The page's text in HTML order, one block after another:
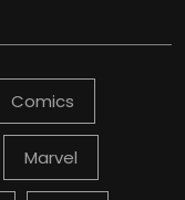
Comics
Marvel